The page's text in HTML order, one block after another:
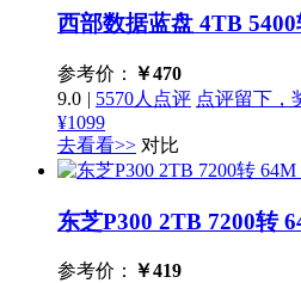
西部数据蓝盘 4TB
参考价： ￥470
9.0 | 5570人点评 点评留下，
¥1099
去看看>> 对比
东芝P300 2TB 7200转
参考价： ￥419